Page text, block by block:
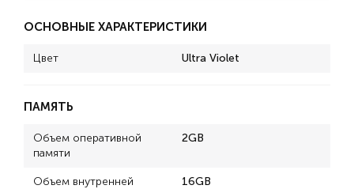
ОСНОВНЫЕ ХАРАКТЕРИСТИКИ
Цвет Ultra Violet
ПАМЯТЬ
Объем оперативной
памяти
2GB
Объем внутренней
16GB